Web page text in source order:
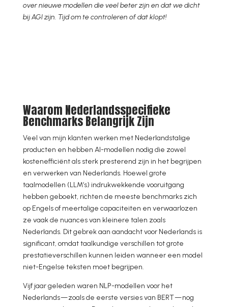
over nieuwe modellen die veel beter zijn en dat we dicht
bij AGI zijn. Tijd om te controleren of dat klopt!
Waarom Nederlandsspecifieke
Benchmarks Belangrijk Zijn
Veel van mijn klanten werken met Nederlandstalige
producten en hebben AI-modellen nodig die zowel
kostenefficiënt als sterk presterend zijn in het begrijpen
en verwerken van Nederlands. Hoewel grote
taalmodellen (LLM’s) indrukwekkende vooruitgang
hebben geboekt, richten de meeste benchmarks zich
op Engels of meertalige capaciteiten en verwaarlozen
ze vaak de nuances van kleinere talen zoals
Nederlands. Dit gebrek aan aandacht voor Nederlands is
significant, omdat taalkundige verschillen tot grote
prestatieverschillen kunnen leiden wanneer een model
niet-Engelse teksten moet begrijpen.
Vijf jaar geleden waren NLP-modellen voor het
Nederlands — zoals de eerste versies van BERT — nog